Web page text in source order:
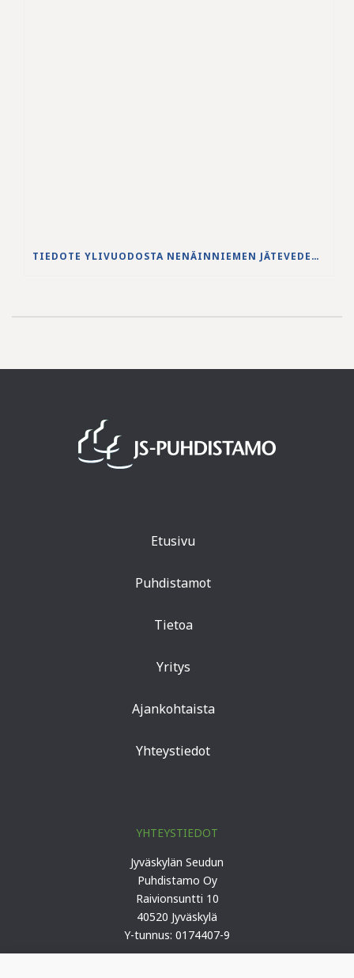
TIEDOTE YLIVUODOSTA NENÄINNIEMEN JÄTEVEDENPUHDISTAMOLLA
Etusivu
Puhdistamot
Tietoa
Yritys
Ajankohtaista
Yhteystiedot
YHTEYSTIEDOT
Jyväskylän Seudun
Puhdistamo Oy
Raivionsuntti 10
40520 Jyväskylä
Y-tunnus: 0174407-9